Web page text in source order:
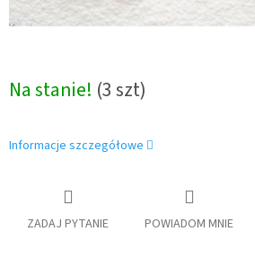
Na stanie! (3 szt)
Informacje szczegółowe
ZADAJ PYTANIE POWIADOM MNIE